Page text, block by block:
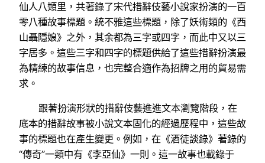
仙人八類里，共著錄了宋代措辭伎藝小說家扮演的一百
零八種故事標題。統不雅這些標題，除了妖術類的《西
山聶隱娘》之外，其余都為三字或四字，而此中又以三
字居多。這些三字和四字的標題供給了這些措辭扮演最
為精練的故事信息，也完整合適作為招牌之用的貿易需
求。
跟著扮演形狀的措辭伎藝進進文本瀏覽階段，在
底本的措辭故事被小說文本固化的經過歷程中，這些故
事的標題也在產生變更。例如，在《酒徒談錄》著錄的
“傳奇”一類中有《李亞仙》一則。這一故事也載錄于